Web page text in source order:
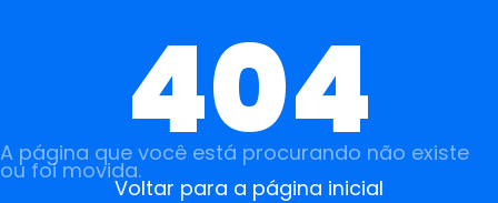
404
A página que você está procurando não existe
ou foi movida.
Voltar para a página inicial